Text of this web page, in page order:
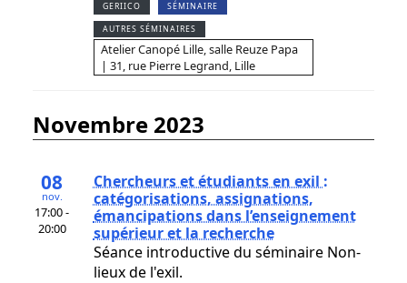
GERIICO SÉMINAIRE
AUTRES SÉMINAIRES
Atelier Canopé Lille, salle Reuze Papa
| 31, rue Pierre Legrand, Lille
novembre 2023
08
nov.
17:00 -
20:00
Chercheurs et étudiants en exil :
catégorisations, assignations,
émancipations dans l’enseignement
supérieur et la recherche
Séance introductive du séminaire Non-
lieux de l'exil.